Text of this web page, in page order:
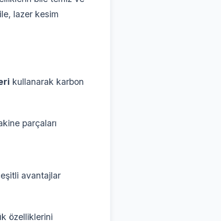
lazer kesim
kullanarak karbon
parçaları
avantajlar
özelliklerini